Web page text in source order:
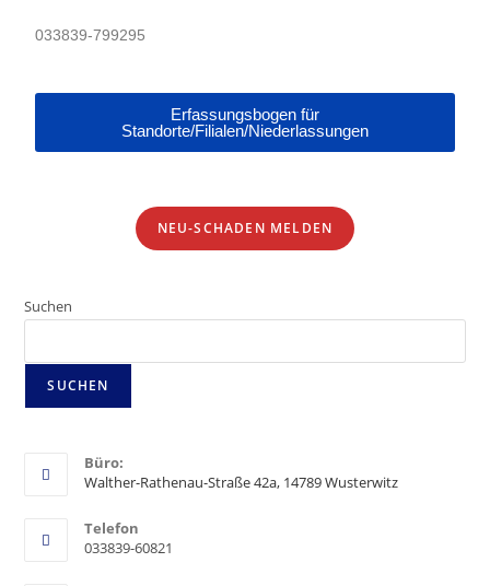
033839-799295
Erfassungsbogen für
Standorte/Filialen/Niederlassungen
NEU-SCHADEN MELDEN
Suchen
SUCHEN
Büro:
Walther-Rathenau-Straße 42a, 14789 Wusterwitz
Telefon
033839-60821